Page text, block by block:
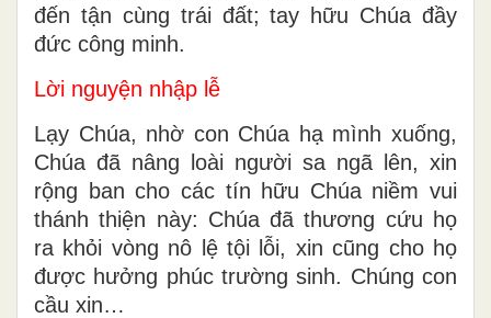
đến tận cùng trái đất; tay hữu Chúa đầy
đức công minh.
Lời nguyện nhập lễ
Lạy Chúa, nhờ con Chúa hạ mình xuống,
Chúa đã nâng loài người sa ngã lên, xin
rộng ban cho các tín hữu Chúa niềm vui
thánh thiện này: Chúa đã thương cứu họ
ra khỏi vòng nô lệ tội lỗi, xin cũng cho họ
được hưởng phúc trường sinh. Chúng con
cầu xin…